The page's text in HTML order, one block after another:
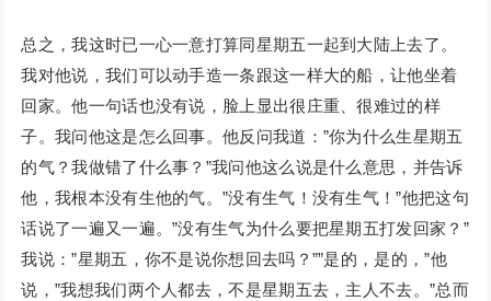
总之，我这时已一心一意打算同星期五一起到大陆上去了。
我对他说，我们可以动手造一条跟这一样大的船，让他坐着
回家。他一句话也没有说，脸上显出很庄重、很难过的样
子。我问他这是怎么回事。他反问我道：”你为什么生星期五
的气？我做错了什么事？”我问他这么说是什么意思，并告诉
他，我根本没有生他的气。”没有生气！没有生气！”他把这句
话说了一遍又一遍。”没有生气为什么要把星期五打发回家？”
我说：”星期五，你不是说你想回去吗？””是的，是的，”他
说，”我想我们两个人都去，不是星期五去，主人不去。”总而